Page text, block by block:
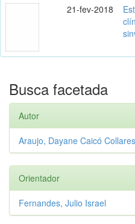
21-fev-2018
Busca facetada
Autor
Araujo, Dayane Caicó Collares
Orientador
Fernandes, Julio Israel